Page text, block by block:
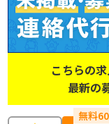
こちらの
最新の